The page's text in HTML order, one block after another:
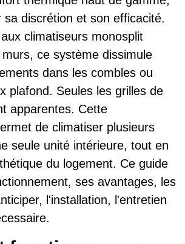
sa discrétion et son efficacité.
climatiseurs monosplit
ce système dissimule
dans les combles ou
plafond. Seules les grilles de
apparentes. Cette
de climatiser plusieurs
seule unité intérieure, tout en
du logement. Ce guide
ses avantages, les
l'installation, l'entretien